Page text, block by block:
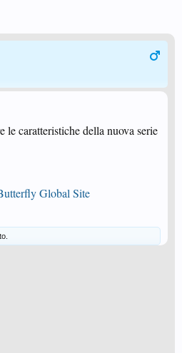
le caratteristiche della nuova serie
Global Site